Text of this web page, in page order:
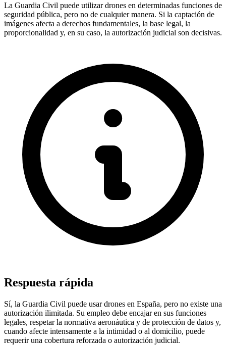
La Guardia Civil puede utilizar drones en determinadas funciones de
seguridad pública, pero no de cualquier manera. Si la captación de
imágenes afecta a derechos fundamentales, la base legal, la
proporcionalidad y, en su caso, la autorización judicial son decisivas.
Respuesta rápida
Sí, la Guardia Civil puede usar drones en España, pero no existe una
autorización ilimitada. Su empleo debe encajar en sus funciones
legales, respetar la normativa aeronáutica y de protección de datos y,
cuando afecte intensamente a la intimidad o al domicilio, puede
requerir una cobertura reforzada o autorización judicial.